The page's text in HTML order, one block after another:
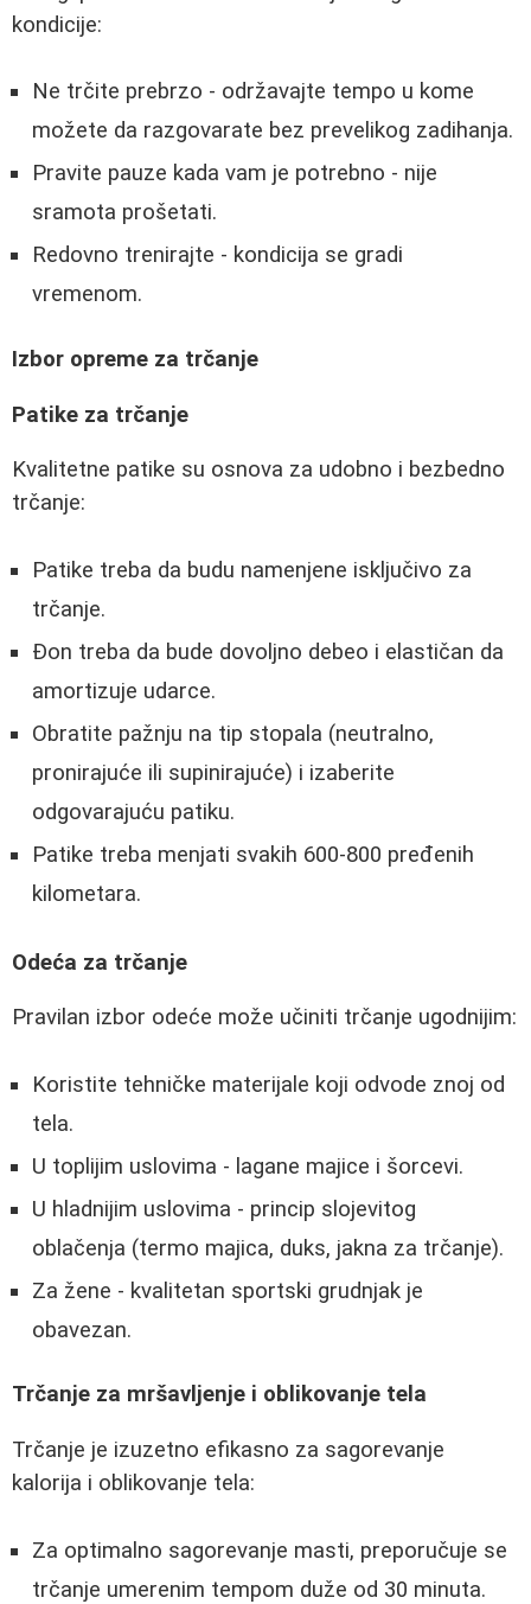
kondicije:
Ne trčite prebrzo - održavajte tempo u kome
možete da razgovarate bez prevelikog zadihanja.
Pravite pauze kada vam je potrebno - nije
sramota prošetati.
Redovno trenirajte - kondicija se gradi
vremenom.
Izbor opreme za trčanje
Patike za trčanje
Kvalitetne patike su osnova za udobno i bezbedno
trčanje:
Patike treba da budu namenjene isključivo za
trčanje.
Đon treba da bude dovoljno debeo i elastičan da
amortizuje udarce.
Obratite pažnju na tip stopala (neutralno,
pronirajuće ili supinirajuće) i izaberite
odgovarajuću patiku.
Patike treba menjati svakih 600-800 pređenih
kilometara.
Odeća za trčanje
Pravilan izbor odeće može učiniti trčanje ugodnijim:
Koristite tehničke materijale koji odvode znoj od
tela.
U toplijim uslovima - lagane majice i šorcevi.
U hladnijim uslovima - princip slojevitog
oblačenja (termo majica, duks, jakna za trčanje).
Za žene - kvalitetan sportski grudnjak je
obavezan.
Trčanje za mršavljenje i oblikovanje tela
Trčanje je izuzetno efikasno za sagorevanje
kalorija i oblikovanje tela:
Za optimalno sagorevanje masti, preporučuje se
trčanje umerenim tempom duže od 30 minuta.